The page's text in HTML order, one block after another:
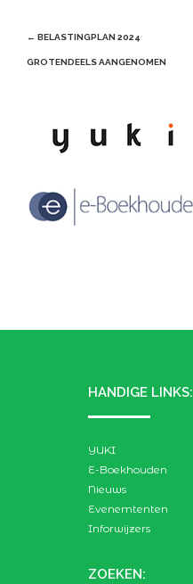
Post
navigation
← BELASTINGPLAN 2024
GROTENDEELS AANGENOMEN
HANDIGE LINKS:
YUKI
E-Boekhouden
Nieuws
Evenemtenten
Inforwijzers
ZOEKEN: